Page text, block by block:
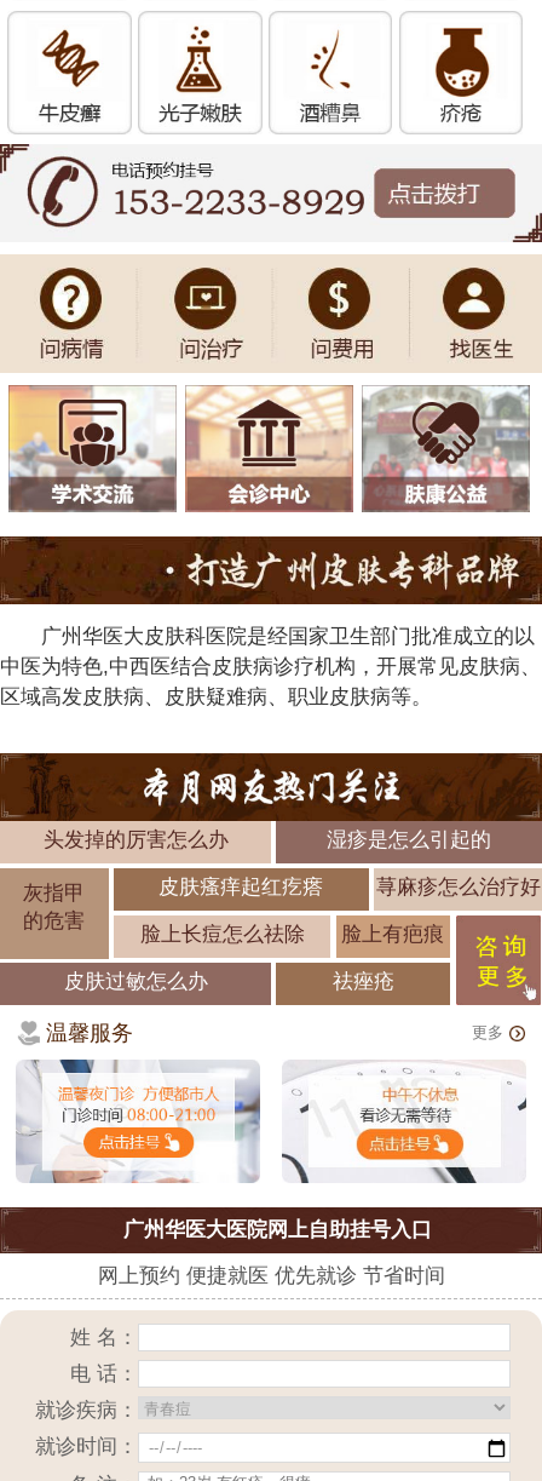
广州华医大皮肤科医院是经国家卫生部门批准成立的以
中医为特色,中西医结合皮肤病诊疗机构，开展常见皮肤病、
区域高发皮肤病、皮肤疑难病、职业皮肤病等。
头发掉的厉害怎么办 湿疹是怎么引起的
灰指甲
的危害
皮肤瘙痒起红疙瘩 荨麻疹怎么治疗好
脸上长痘怎么祛除 脸上有疤痕
皮肤过敏怎么办 祛痤疮
温馨服务 更多
广州华医大医院网上自助挂号入口
网上预约 便捷就医 优先就诊 节省时间
姓 名：
电 话：
就诊疾病：
就诊时间：